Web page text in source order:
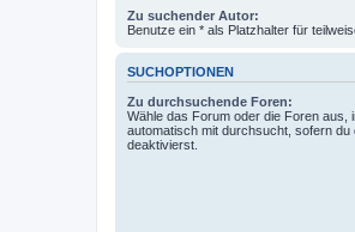
Zu suchender Autor:
Benutze ein * als Platzhalter für
SUCHOPTIONEN
Zu durchsuchende Foren:
Wähle das Forum oder die Foren aus,
automatisch mit durchsucht, sofern du
deaktivierst.